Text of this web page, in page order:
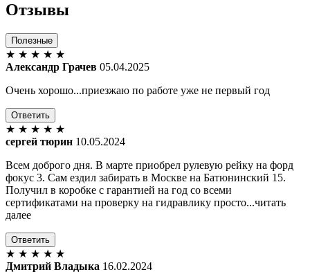
Отзывы
Полезные
★ ★ ★ ★ ★
Александр Грачев 05.04.2025
Очень хорошо...приезжаю по работе уже не первый год
Ответить
★ ★ ★ ★ ★
сергей тюрин 10.05.2024
Всем доброго дня. В марте приобрел рулевую рейку на форд
фокус 3. Сам ездил забирать в Москве на Батюнинский 15.
Получил в коробке с гарантией на год со всеми
сертификатами на проверку на гидравлику просто...читать
далее
Ответить
★ ★ ★ ★ ★
Дмитрий Владыка 16.02.2024